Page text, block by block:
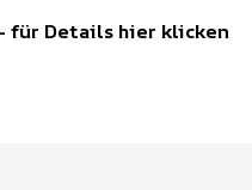
für Details hier klicken